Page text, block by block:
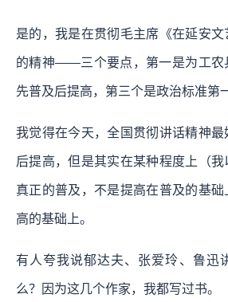
是的，我是在贯彻毛主席《在延安文
的精神——三个要点，第一是为工农
先普及后提高，第三个是政治标准第
我觉得在今天，全国贯彻讲话精神
后提高，但是其实在某种程度上（我
真正的普及，不是提高在普及的基
高的基础上。
有人夸我说郁达夫、张爱玲、鲁迅
么？因为这几个作家，我都写过书。